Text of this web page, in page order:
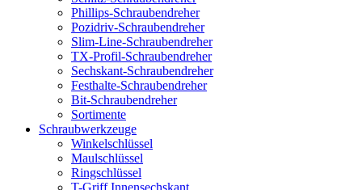
Phillips-Schraubendreher
Pozidriv-Schraubendreher
Slim-Line-Schraubendreher
TX-Profil-Schraubendreher
Sechskant-Schraubendreher
Festhalte-Schraubendreher
Bit-Schraubendreher
Sortimente
Schraubwerkzeuge
Winkelschlüssel
Maulschlüssel
Ringschlüssel
T-Griff Innensechskant